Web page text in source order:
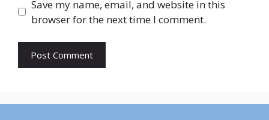
Save my name, email, and website in this
browser for the next time I comment.